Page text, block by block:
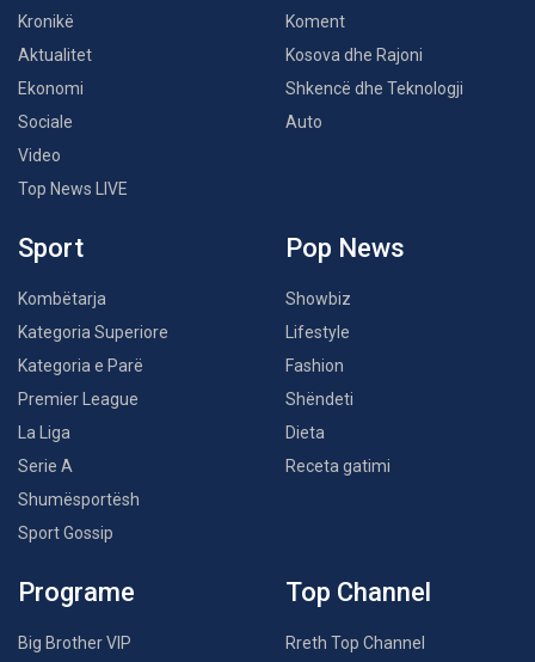
Kronikë
Aktualitet
Ekonomi
Sociale
Video
Top News LIVE
Koment
Kosova dhe Rajoni
Shkencë dhe Teknologji
Auto
Sport
Kombëtarja
Kategoria Superiore
Kategoria e Parë
Premier League
La Liga
Serie A
Shumësportësh
Sport Gossip
Pop News
Showbiz
Lifestyle
Fashion
Shëndeti
Dieta
Receta gatimi
Programe
Big Brother VIP
Top Channel
Rreth Top Channel